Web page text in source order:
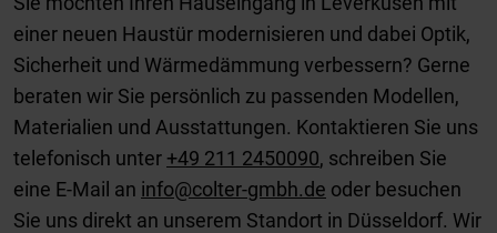
einer neuen Haustür modernisieren und dabei Optik,
Sicherheit und Wärmedämmung verbessern? Gerne
beraten wir Sie persönlich zu passenden Modellen,
Materialien und Ausstattungen. Kontaktieren Sie uns
telefonisch unter +49 211 2450090, schreiben Sie
eine E-Mail an info@colter-gmbh.de oder besuchen
Sie uns direkt an unserem Standort in Düsseldorf. Wir